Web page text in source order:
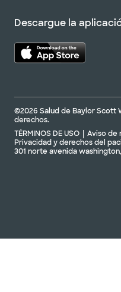
Descargue la
©2026 Salud de Baylor Scott
derechos.
TÉRMINOS DE USO
Aviso de
Privacidad y derechos del
301 norte avenida